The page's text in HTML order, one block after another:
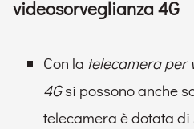
videosorveglianza 4G
Con la telecamera per
4Gsi possono anche
telecamera è dotata